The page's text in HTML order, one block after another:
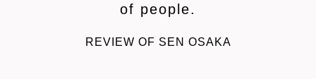
of people.
REVIEW OF SEN OSAKA